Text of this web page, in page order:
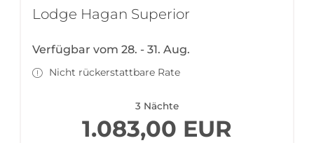
Lodge Hagan Superior
Verfügbar vom 28. - 31. Aug.
Nicht rückerstattbare Rate
3 Nächte
1.083,00 EUR